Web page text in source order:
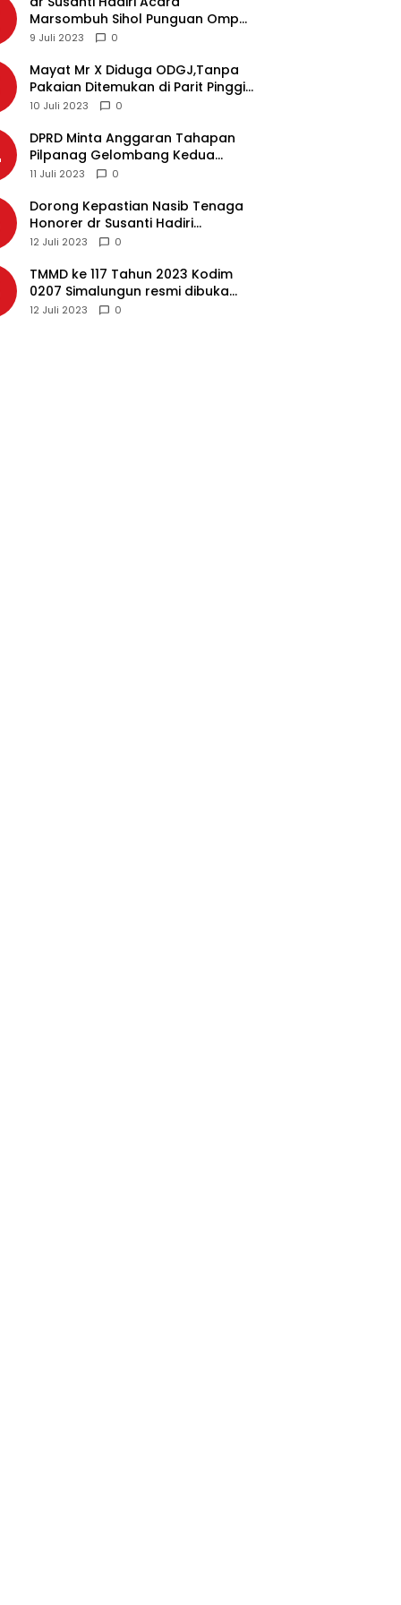
Marsombuh Sihol Punguan Ompu
Simataraja Raja Simarmata Dohot
9 Juli 2023 0
Mayat Mr X Diduga ODGJ,Tanpa
Pakaian Ditemukan di Parit Pinggir
Jalan Medan
10 Juli 2023 0
DPRD Minta Anggaran Tahapan
Pilpanag Gelombang Kedua
Dicairkan di Nagori Masing-
11 Juli 2023 0
Dorong Kepastian Nasib Tenaga
Honorer dr Susanti Hadiri
Rakernas APEKSI 2023 di Makassar
12 Juli 2023 0
TMMD ke 117 Tahun 2023 Kodim
0207 Simalungun resmi dibuka
Bupati Simalungun
12 Juli 2023 0